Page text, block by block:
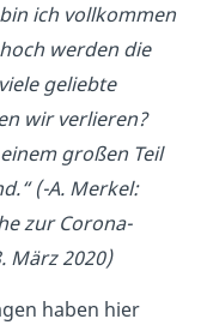
ich vollkommen
werden die
geliebte
wir verlieren?
großen Teil
(-A. Merkel:
zur Corona-
März 2020)
haben hier